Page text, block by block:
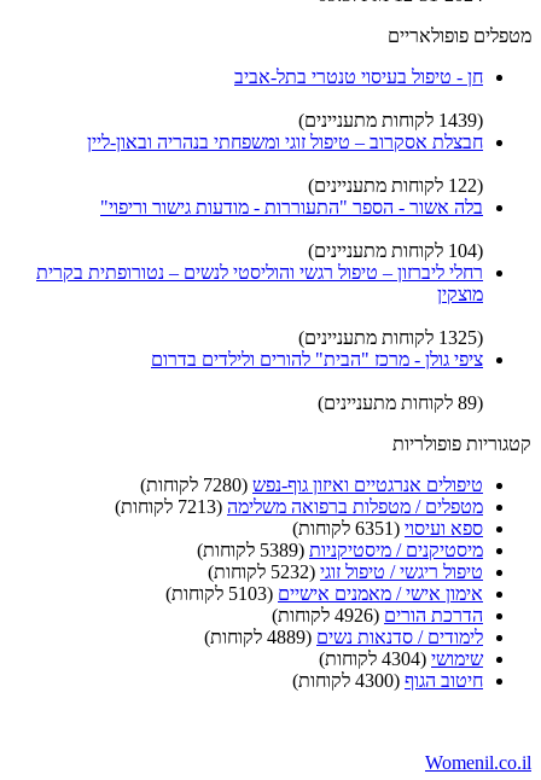
מטפלים פופולאריים
חן - טיפול בעיסוי טנטרי בתל-אביב
(1439 לקוחות מתעניינים)
חבצלת אסקרוב – טיפול זוגי ומשפחתי בנהריה ובאון-ליין
(122 לקוחות מתעניינים)
בלה אשור - הספר "התעוררות - מודעות גישור וריפוי"
(104 לקוחות מתעניינים)
רחלי ליברזון – טיפול רגשי והוליסטי לנשים – נטורופתית בקרית
מוצקין
(1325 לקוחות מתעניינים)
ציפי גולן - מרכז "הבית" להורים ולילדים בדרום
(89 לקוחות מתעניינים)
קטגוריות פופולריות
טיפולים אנרגטיים ואיזון גוף-נפש (7280 לקוחות)
מטפלים / מטפלות ברפואה משלימה (7213 לקוחות)
ספא ועיסוי (6351 לקוחות)
מיסטיקנים / מיסטיקניות (5389 לקוחות)
טיפול ריגשי / טיפול זוגי (5232 לקוחות)
אימון אישי / מאמנים אישיים (5103 לקוחות)
הדרכת הורים (4926 לקוחות)
לימודים / סדנאות נשים (4889 לקוחות)
שימושי (4304 לקוחות)
חיטוב הגוף (4300 לקוחות)
Womenil.co.il